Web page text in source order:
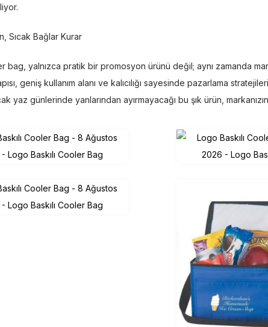
Sıcak Bağlar Kurar
bag, yalnızca pratik bir promosyon ürünü değil; aynı zamanda
geniş kullanım alanı ve kalıcılığı sayesinde pazarlama
yaz günlerinde yanlarından ayırmayacağı bu şık ürün,